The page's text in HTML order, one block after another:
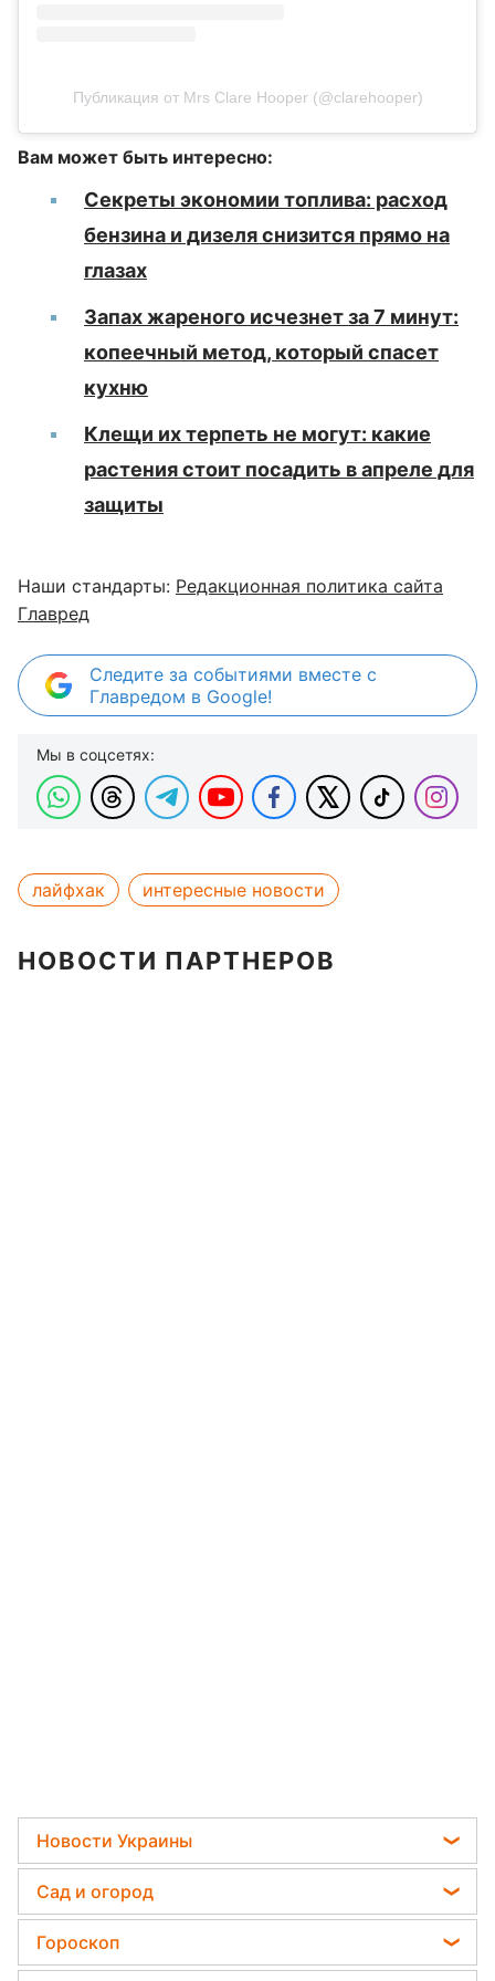
Публикация от Mrs Clare Hooper (@clarehooper)
Вам может быть интересно:
Секреты экономии топлива: расход
бензина и дизеля снизится прямо на
глазах
Запах жареного исчезнет за 7 минут:
копеечный метод, который спасет
кухню
Клещи их терпеть не могут: какие
растения стоит посадить в апреле для
защиты
Наши стандарты: Редакционная политика сайта
Главред
Следите за событиями вместе с
Главредом в Google!
Мы в соцсетях:
лайфхак интересные новости
НОВОСТИ ПАРТНЕРОВ
Новости Украины
Пенсии в Украине
Мобилизация
Политика
Сад и огород
Садовод назвал самое эффективное средство
против сорняков
Гороскоп